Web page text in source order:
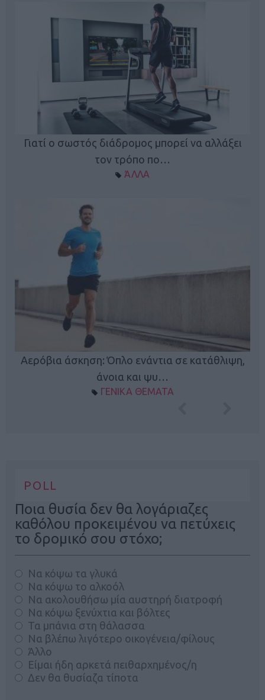
Γιατί ο σωστός διάδρομος μπορεί να αλλάξει
τον τρόπο πο…
ΆΛΛΑ
Αερόβια άσκηση: Όπλο ενάντια σε κατάθλιψη,
άνοια και ψυ…
ΓΕΝΙΚΑ ΘΕΜΑΤΑ
POLL
Ποια θυσία δεν θα λογάριαζες
καθόλου προκειμένου να πετύχεις
το δρομικό σου στόχο;
Να κόψω τα γλυκά
Να κόψω το αλκοόλ
Να ακολουθήσω μία αυστηρή διατροφή
Να κόψω ξενύχτια και βόλτες
Τα μπάνια στη θάλασσα
Να βλέπω λιγότερο οικογένεια/φίλους
Άλλο
Είμαι ήδη αρκετά πειθαρχημένος/η
Δεν θα θυσίαζα τίποτα